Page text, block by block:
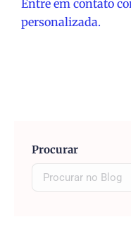
Entre em contato
personalizada.
Procurar